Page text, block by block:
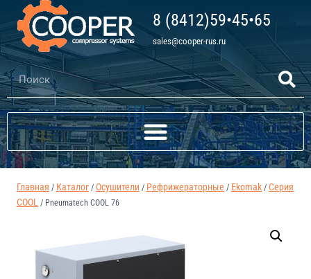
8 (8412)59•45•65
sales@cooper-rus.ru
Главная / Каталог / Осушители / Рефрижераторные / Ekomak / Серия
COOL / Pneumatech COOL 76